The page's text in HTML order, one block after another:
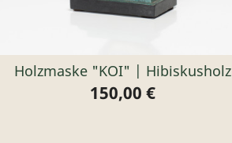
Holzmaske "KOI" | Hibiskusholz
Preis
150,00 €